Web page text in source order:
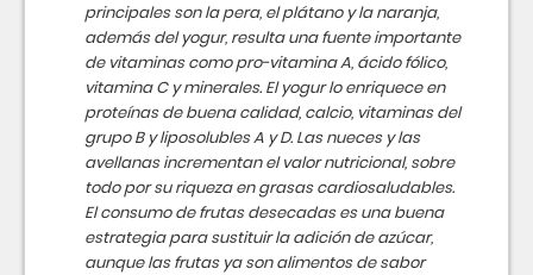
principales son la pera, el plátano y la naranja,
además del yogur, resulta una fuente importante
de vitaminas como pro-vitamina A, ácido fólico,
vitamina C y minerales. El yogur lo enriquece en
proteínas de buena calidad, calcio, vitaminas del
grupo B y liposolubles A y D. Las nueces y las
avellanas incrementan el valor nutricional, sobre
todo por su riqueza en grasas cardiosaludables.
El consumo de frutas desecadas es una buena
estrategia para sustituir la adición de azúcar,
aunque las frutas ya son alimentos de sabor